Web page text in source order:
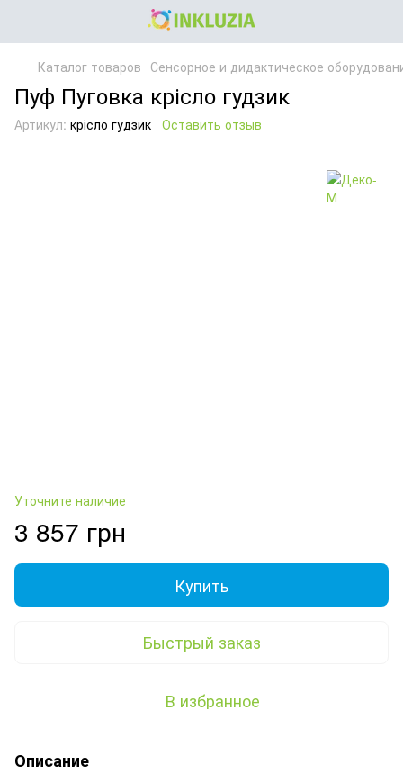
Каталог товаров Сенсорное и дидактическое
Пуф Пуговка крісло гудзик
Артикул: крісло гудзик Оставить отзыв
Уточните наличие
3 857 грн
Купить
Быстрый заказ
В избранное
Описание